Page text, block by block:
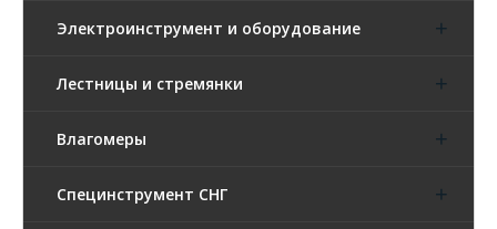
Электроинструмент и оборудование
Лестницы и стремянки
Влагомеры
Специнструмент СНГ